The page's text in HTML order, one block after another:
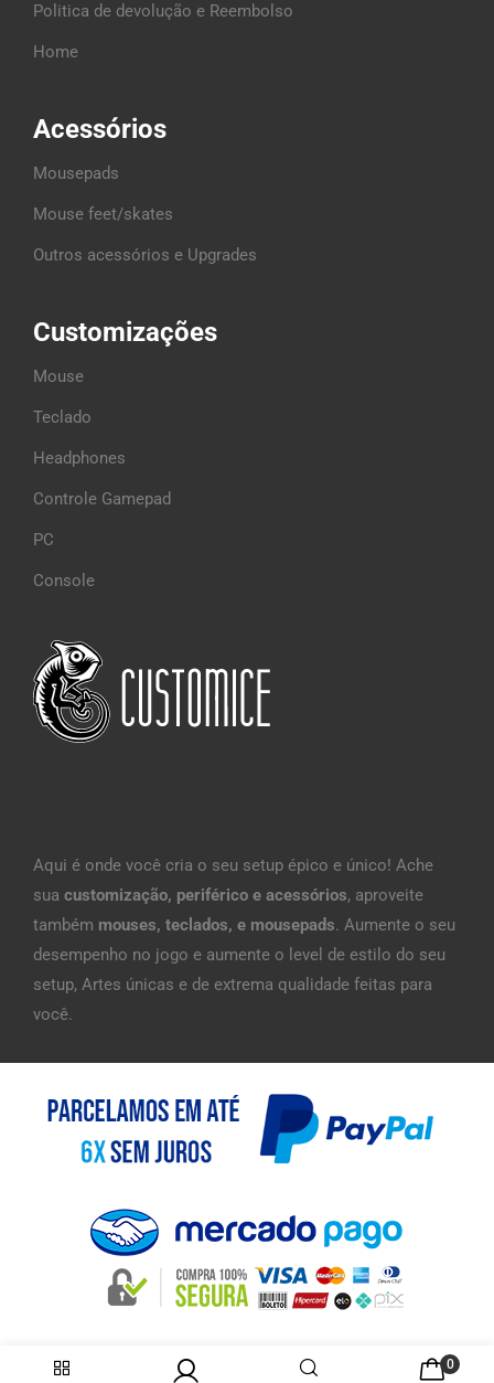
Aqui é onde você cria o seu setup épico e único! Ache
sua customização, periférico e acessórios, aproveite
também mouses, teclados, e mousepads. Aumente o seu
desempenho no jogo e aumente o level de estilo do seu
setup, Artes únicas e de extrema qualidade feitas para
você.
Customizações
Mouse
Teclado
Headphones
Controle Gamepad
PC
Console
Acessórios
Mousepads
Mouse feet/skates
Outros acessórios e Upgrades
Politica de devolução e Reembolso
Home
0